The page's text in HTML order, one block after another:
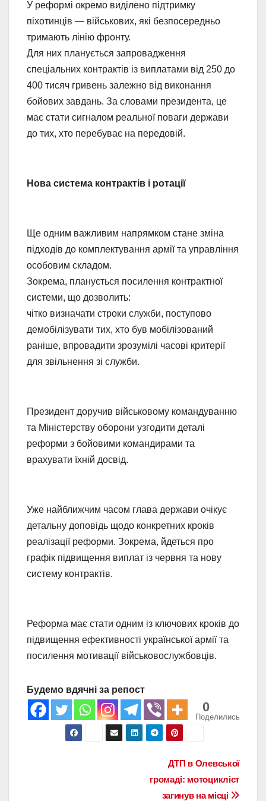
У реформі окремо виділено підтримку
піхотинців — військових, які безпосередньо
тримають лінію фронту.
Для них планується запровадження
спеціальних контрактів із виплатами від 250 до
400 тисяч гривень залежно від виконання
бойових завдань. За словами президента, це
має стати сигналом реальної поваги держави
до тих, хто перебуває на передовій.
Нова система контрактів і ротації
Ще одним важливим напрямком стане зміна
підходів до комплектування армії та управління
особовим складом.
Зокрема, планується посилення контрактної
системи, що дозволить:
чітко визначати строки служби, поступово
демобілізувати тих, хто був мобілізований
раніше, впровадити зрозумілі часові критерії
для звільнення зі служби.
Президент доручив військовому командуванню
та Міністерству оборони узгодити деталі
реформи з бойовими командирами та
врахувати їхній досвід.
Уже найближчим часом глава держави очікує
детальну доповідь щодо конкретних кроків
реалізації реформи. Зокрема, йдеться про
графік підвищення виплат із червня та нову
систему контрактів.
Реформа має стати одним із ключових кроків до
підвищення ефективності української армії та
посилення мотивації військовослужбовців.
Будемо вдячні за репост
0
Поделились
ДТП в Олевської
громаді: мотоцикліст
загинув на місці